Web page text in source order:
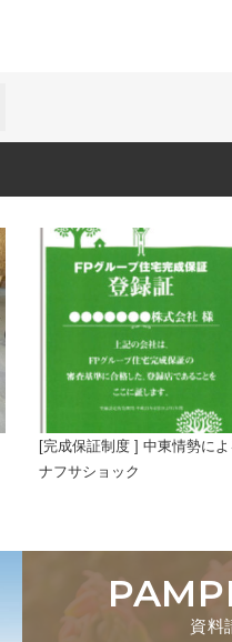
[完成保証制度 ] 中東情勢によ
ナフサショック
資料